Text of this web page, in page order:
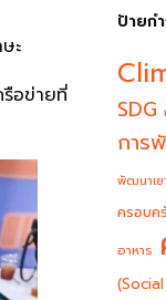
ะ
รือข่ายที่
ป้ายก
SDG
การ
พัฒนาเย
ครอบค
อาหาร